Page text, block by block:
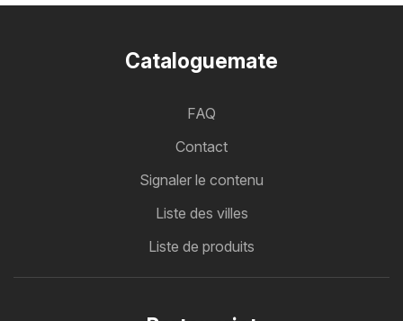
Cataloguemate
FAQ
Contact
Signaler le contenu
Liste des villes
Liste de produits